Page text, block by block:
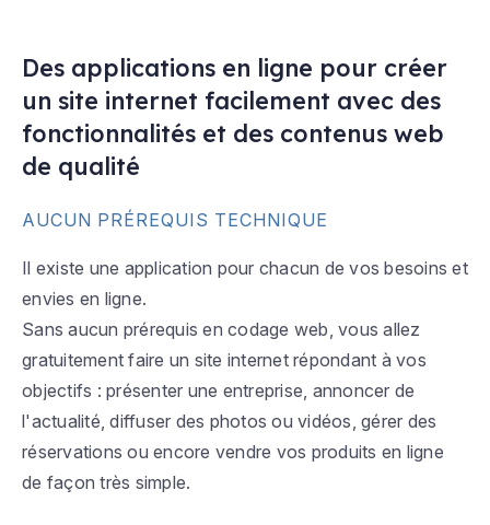
Des applications en ligne pour créer
un site internet facilement avec des
fonctionnalités et des contenus web
de qualité
AUCUN PRÉREQUIS TECHNIQUE
Il existe une application pour chacun de vos besoins et
envies en ligne.
Sans aucun prérequis en codage web, vous allez
gratuitement faire un site internet répondant à vos
objectifs : présenter une entreprise, annoncer de
l'actualité, diffuser des photos ou vidéos, gérer des
réservations ou encore vendre vos produits en ligne
de façon très simple.